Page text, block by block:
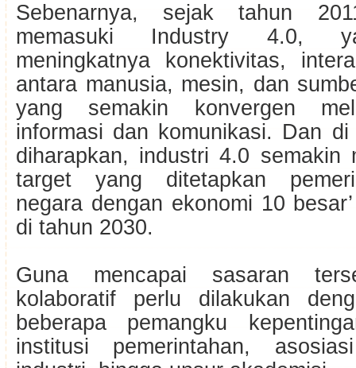
Sebenarnya, sejak tahun
memasuki Industry 4.0,
meningkatnya konektivitas,
antara manusia, mesin, dan
yang semakin konvergen
informasi dan komunikasi. Dan
diharapkan, industri 4.0 semakin
target yang ditetapkan
negara dengan ekonomi 10
di tahun 2030.
Guna mencapai sasaran
kolaboratif perlu dilakukan
beberapa pemangku
institusi pemerintahan,